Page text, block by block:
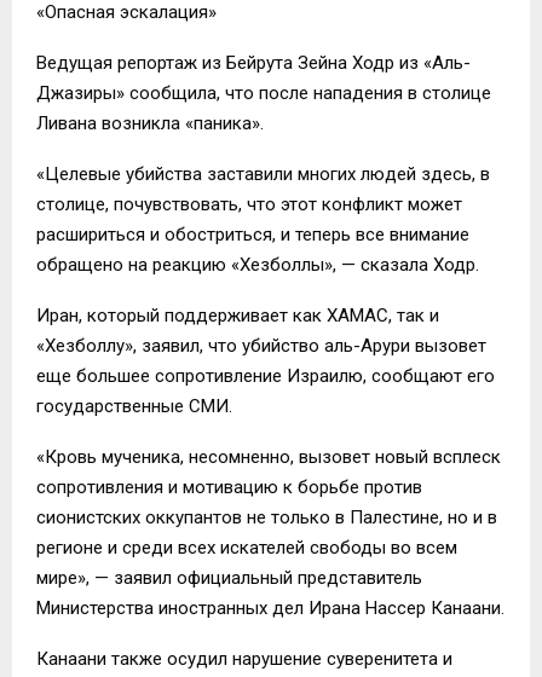
«Опасная эскалация»
Ведущая репортаж из Бейрута Зейна Ходр из «Аль-
Джазиры» сообщила, что после нападения в столице
Ливана возникла «паника».
«Целевые убийства заставили многих людей здесь, в
столице, почувствовать, что этот конфликт может
расшириться и обостриться, и теперь все внимание
обращено на реакцию «Хезболлы», — сказала Ходр.
Иран, который поддерживает как ХАМАС, так и
«Хезболлу», заявил, что убийство аль-Арури вызовет
еще большее сопротивление Израилю, сообщают его
государственные СМИ.
«Кровь мученика, несомненно, вызовет новый всплеск
сопротивления и мотивацию к борьбе против
сионистских оккупантов не только в Палестине, но и в
регионе и среди всех искателей свободы во всем
мире», — заявил официальный представитель
Министерства иностранных дел Ирана Нассер Канаани.
Канаани также осудил нарушение суверенитета и